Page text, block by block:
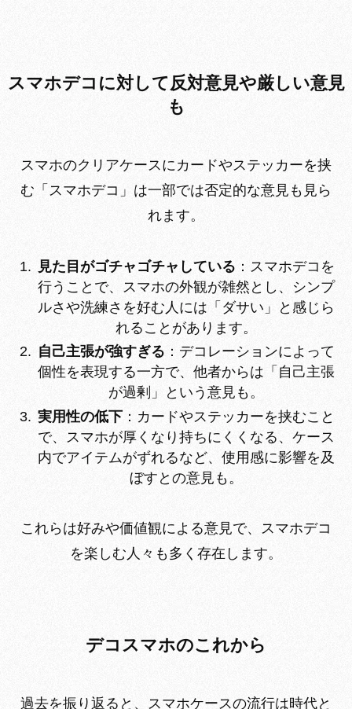
スマホデコに対して反対意見や厳しい意見
も
スマホのクリアケースにカードやステッカーを挟
む「スマホデコ」は一部では否定的な意見も見ら
れます。
見た目がゴチャゴチャしている ：スマホデコを
行うことで、スマホの外観が雑然とし、シンプ
ルさや洗練さを好む人には「ダサい」と感じら
れることがあります。
自己主張が強すぎる ：デコレーションによって
個性を表現する一方で、他者からは「自己主張
が過剰」という意見も。
実用性の低下 ：カードやステッカーを挟むこと
で、スマホが厚くなり持ちにくくなる、ケース
内でアイテムがずれるなど、使用感に影響を及
ぼすとの意見も。
これらは好みや価値観による意見で、スマホデコ
を楽しむ人々も多く存在します。
デコスマホのこれから
過去を振り返ると、スマホケースの流行は時代と